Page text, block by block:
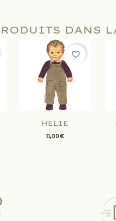
DANS
HELIE
11,00 €
favorite_border